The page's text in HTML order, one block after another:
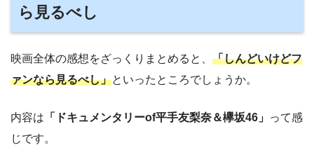
ら見るべし
映画全体の感想をざっくりまとめると、 「しんどいけどフ
ァンなら見るべし」といったところでしょうか。
内容は 「ドキュメンタリーof平手友梨奈＆欅坂46」 って感
じです。